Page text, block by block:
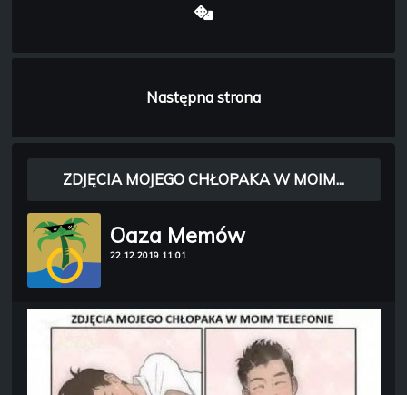
Następna strona
Oaza Memów
22.12.2019 11:01
ZDJĘCIA MOJEGO CHŁOPAKA W MOIM...